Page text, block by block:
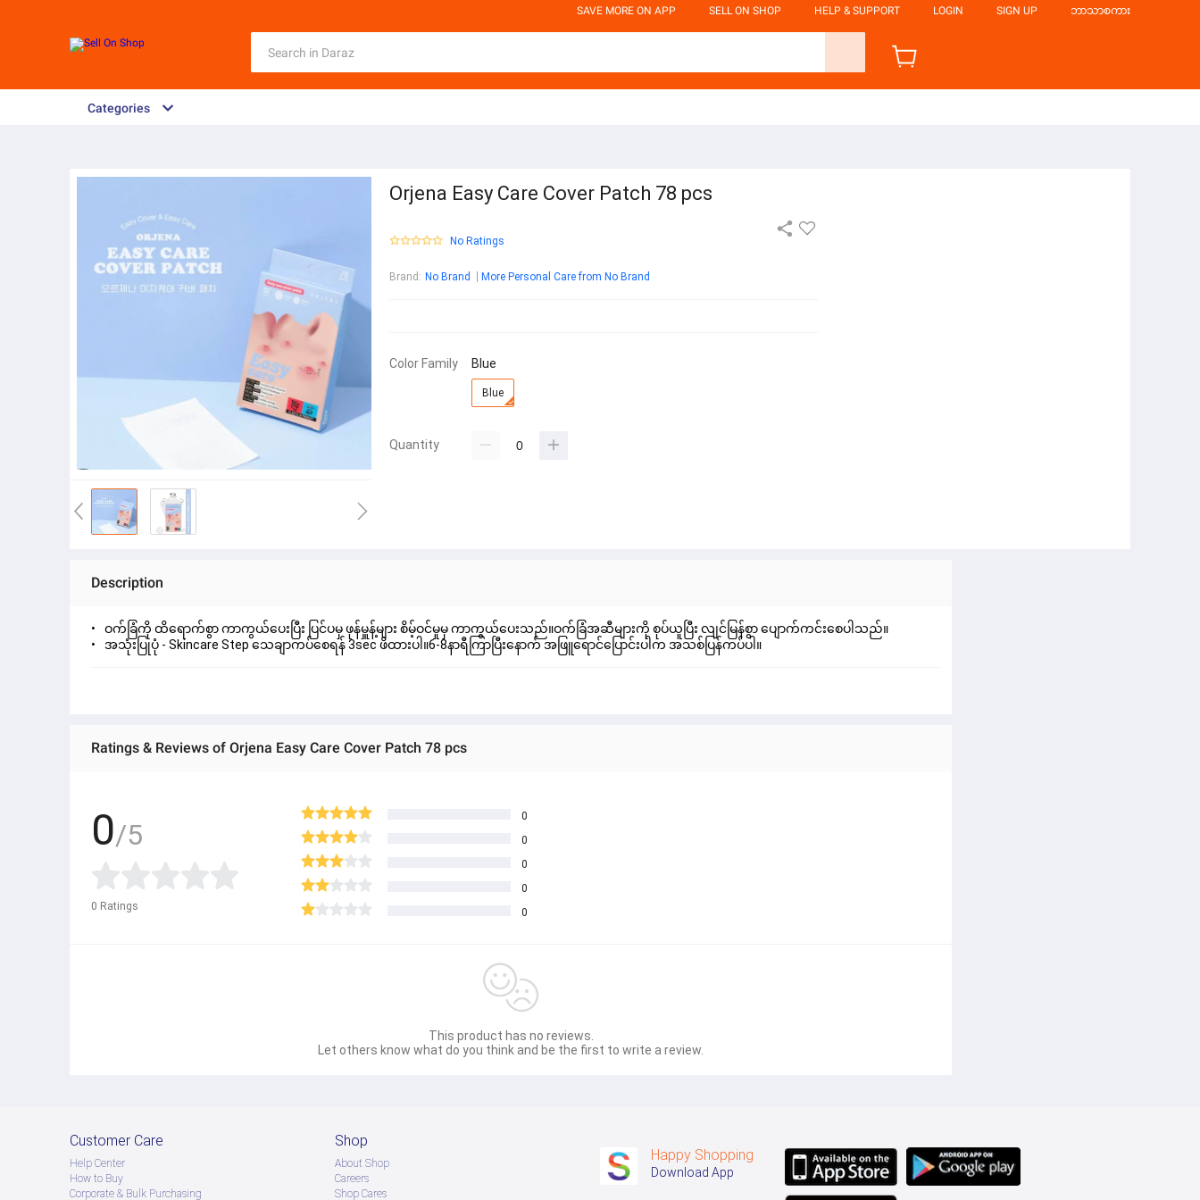
SAVE MORE ON APP SELL ON SHOP HELP & SUPPORT LOGIN SIGN UP ဘာသာစကား
Categories
Orjena Easy Care Cover Patch 78 pcs
No Ratings
Brand : No Brand More Personal Care from No Brand
Color Family Blue
Blue
Quantity
Description
ဝက်ခြံကို ထိရောက်စွာ ကာကွယ်ပေးပြီး ပြင်ပမှ ဖုန်မှူန့်များ စိမ့်ဝင်မှုမှ ကာကွယ်ပေးသည်။ဝက်ခြံအဆီများကို စုပ်ယူပြီး လျင်မြန်စွာ ပျောက်ကင်းစေပါသည်။
အသုံးပြုပုံ - Skincare Step သေချာကပ်စေရန် 3sec ဖိထားပါ။6-8နာရီကြာပြီးနောက် အဖြူ​ရောင်ပြောင်းပါက အသစ်ပြန်ကပ်ပါ။
Ratings & Reviews of Orjena Easy Care Cover Patch 78 pcs
0/5
0 Ratings
0
0
0
0
0
This product has no reviews.
Let others know what do you think and be the first to write a review.
Customer Care
Help Center
How to Buy
Corporate & Bulk Purchasing
Shop
About Shop
Careers
Shop Cares
Happy Shopping
Download App